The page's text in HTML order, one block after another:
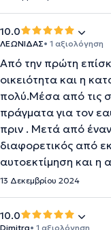
10.0
ΛΕΩΝΙΔΑΣ• 1 αξιολόγηση
Από την πρώτη
οικειότητα και η
πολύ.Μέσα από τις
πράγματα για τον
πριν . Μετά από
διαφορετικός από
αυτοεκτίμηση και η
13 Δεκεμβρίου 2024
10.0
Dimitra• 1 αξιολόγηση